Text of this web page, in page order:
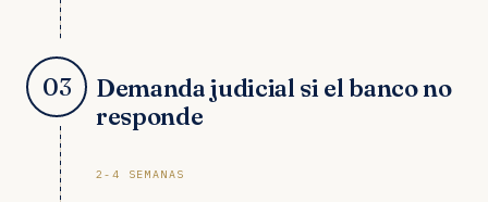
03
Demanda judicial si el banco no
responde
2-4 SEMANAS